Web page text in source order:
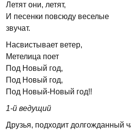
Летят они, летят,
И песенки повсюду веселые
звучат.
Насвистывает ветер,
Метелица поет
Под Новый год,
Под Новый год,
Под Новый-Новый год!!
1-й ведущий
Друзья, подходит долгожданный